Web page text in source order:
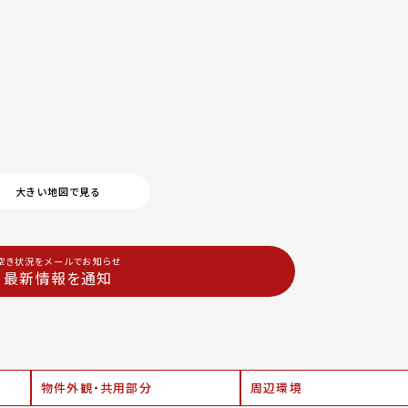
大きい地図で見る
き状況をメールでお知らせ
最新情報を通知
物件外観・共用部分 周辺環境